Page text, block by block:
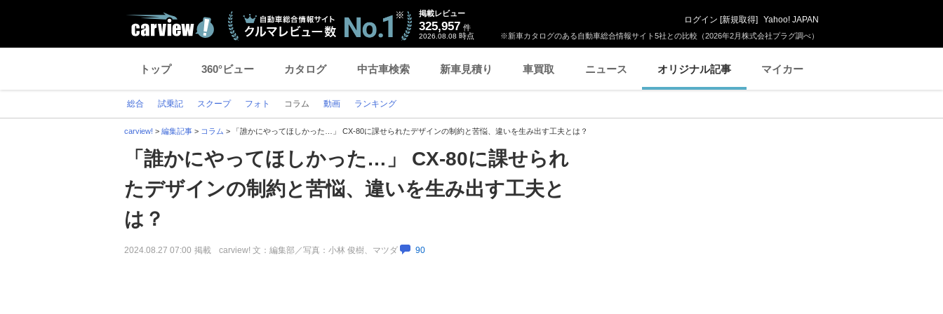
※新車カタログのある自動車総合情報サイト5社との比較（2026年2月株式会社プラグ調べ）
掲載レビュー
325,957 件
2026.08.08 時点
ログイン [新規取得] Yahoo! JAPAN
トップ 360°ビュー カタログ 中古車検索 新車見積り 車買取 ニュース オリジナル記事 マイカー
総合 試乗記 スクープ フォト コラム 動画 ランキング
carview! > 編集記事 > コラム > 「誰かにやってほしかった…」 CX-80に課せられたデザインの制約と苦悩、違いを生み出す工夫とは？
「誰かにやってほしかった…」 CX-80に課せられ
たデザインの制約と苦悩、違いを生み出す工夫と
は？
2024.08.27 07:00 掲載 carview! 文：編集部／写真：小林 俊樹、マツダ 90